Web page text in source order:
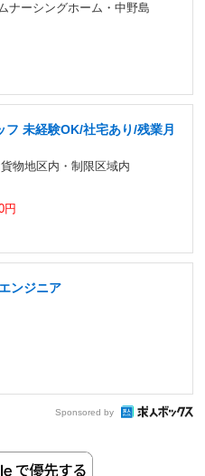
ナーシングホーム・中野島
未経験OK/社宅あり/残業月
物地区内・制限区域内
円
ンジニア
Sponsored by